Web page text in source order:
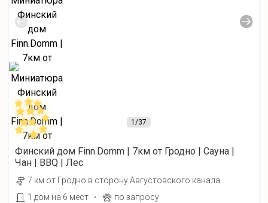
1/37
Финский дом Finn.Domm | 7км от Гродно | Сауна |
Чан | BBQ | Лес
7 км от Гродно в сторону Августовского канала
1 дом на 6 мест
·
по запросу